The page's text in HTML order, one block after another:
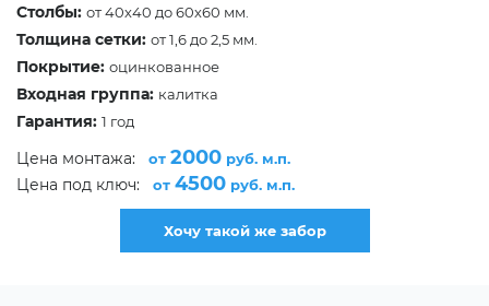
Столбы: от 40х40 до 60х60 мм.
Толщина сетки: от 1,6 до 2,5 мм.
Покрытие: оцинкованное
Входная группа: калитка
Гарантия: 1 год
Цена монтажа: от 2000 руб. м.п.
Цена под ключ: от 4500 руб. м.п.
Хочу такой же забор